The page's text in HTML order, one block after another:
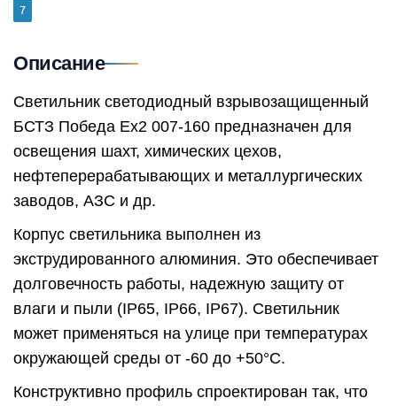
7
Описание
Светильник светодиодный взрывозащищенный
БСТЗ Победа Ex2 007-160 предназначен для
освещения шахт, химических цехов,
нефтеперерабатывающих и металлургических
заводов, АЗС и др.
Корпус светильника выполнен из
экструдированного алюминия. Это обеспечивает
долговечность работы, надежную защиту от
влаги и пыли (IP65, IP66, IP67). Светильник
может применяться на улице при температурах
окружающей среды от -60 до +50°C.
Конструктивно профиль спроектирован так, что